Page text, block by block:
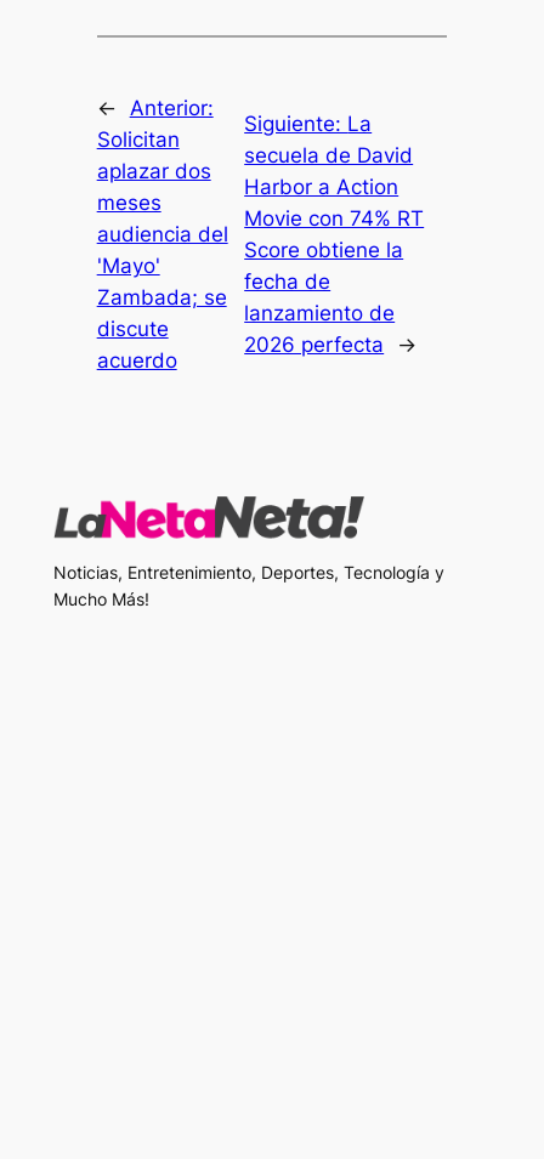
← Anterior:
Solicitan
aplazar dos
meses
audiencia del
'Mayo'
Zambada; se
discute
acuerdo
Siguiente: La
secuela de David
Harbor a Action
Movie con 74% RT
Score obtiene la
fecha de
lanzamiento de
2026 perfecta
→
Noticias, Entretenimiento, Deportes, Tecnología y
Mucho Más!